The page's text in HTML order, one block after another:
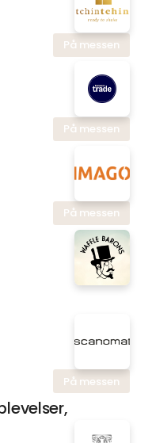
På messen
På messen
På messen
På messen